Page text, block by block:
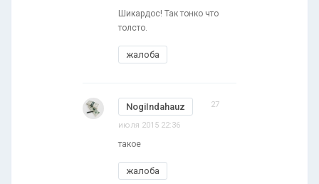
Шикардос! Так тонко что
толсто.
жалоба
NogiIndahauz 27
июля 2015 22:36
такое
жалоба